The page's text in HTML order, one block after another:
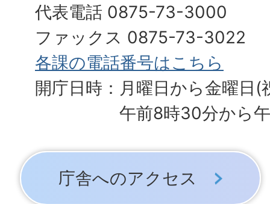
代表電話 0875-73-3000
ファックス 0875-73-3022
各課の電話番号はこちら
開庁日時：月曜日から金曜日(
午前8時30分から
庁舎へのアクセス